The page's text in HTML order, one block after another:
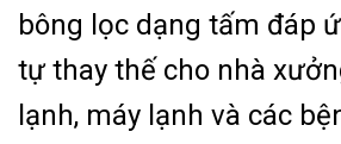
bông lọc dạng tấm đáp
tự thay thế cho nhà
lạnh, máy lạnh và các